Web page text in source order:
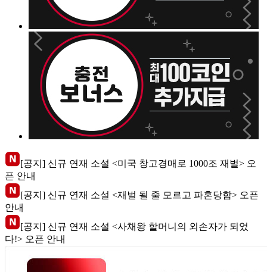
[공지] 신규 연재 소설 <미국 창고경매로 1000조 재벌> 오
픈 안내
[공지] 신규 연재 소설 <재벌 될 줄 모르고 파혼당함> 오픈
안내
[공지] 신규 연재 소설 <사채왕 할머니의 외손자가 되었
다!> 오픈 안내